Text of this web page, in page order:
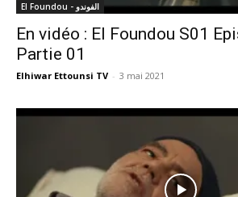
El Foundou - الفوندو
En vidéo : El Foundou S01
Partie 01
Elhiwar Ettounsi TV - 3 mai 2021